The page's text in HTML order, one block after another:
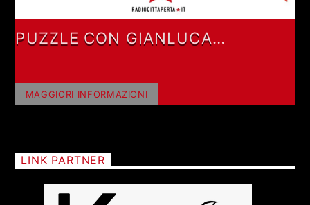
PUZZLE CON GIANLUCA
MAGGIORI INFORMAZIONI
LINK PARTNER